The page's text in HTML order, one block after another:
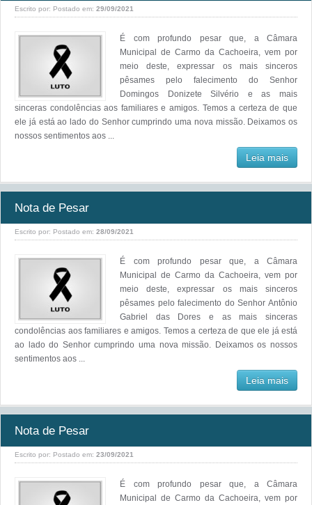
Escrito por: Postado em: 29/09/2021
É com profundo pesar que, a Câmara
Municipal de Carmo da Cachoeira, vem por
meio deste, expressar os mais sinceros
pêsames pelo falecimento do Senhor
Domingos Donizete Silvério e as mais
sinceras condolências aos familiares e amigos. Temos a certeza de que
ele já está ao lado do Senhor cumprindo uma nova missão. Deixamos os
nossos sentimentos aos ...
Leia mais
Nota de Pesar
Escrito por: Postado em: 28/09/2021
É com profundo pesar que, a Câmara
Municipal de Carmo da Cachoeira, vem por
meio deste, expressar os mais sinceros
pêsames pelo falecimento do Senhor Antônio
Gabriel das Dores e as mais sinceras
condolências aos familiares e amigos. Temos a certeza de que ele já está
ao lado do Senhor cumprindo uma nova missão. Deixamos os nossos
sentimentos aos ...
Leia mais
Nota de Pesar
Escrito por: Postado em: 23/09/2021
É com profundo pesar que, a Câmara
Municipal de Carmo da Cachoeira, vem por